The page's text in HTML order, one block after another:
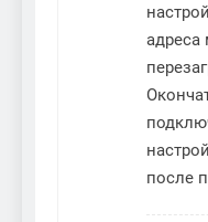
адреса
после